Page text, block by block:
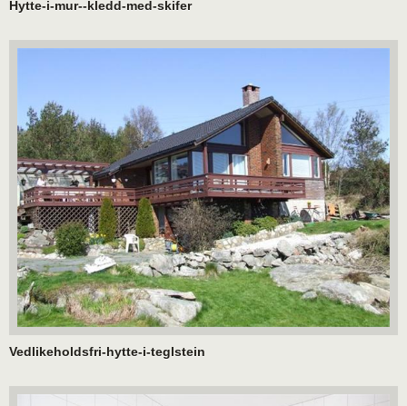
Hytte-i-mur--kledd-med-skifer
Vedlikeholdsfri-hytte-i-teglstein